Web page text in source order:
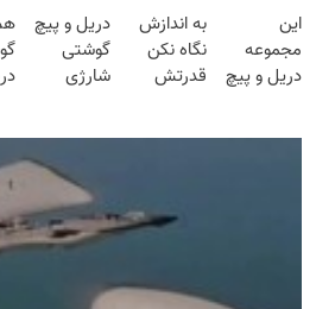
(تخفیف به
مدت
محدود)
تیکه
کاربردی با
ضمانت
هوشمند ⚙️
(نصف
قیمت بازار
این
مجموعه
دریل و پیچ
به اندازش
نگاه نکن
قدرتش
دریل و پیچ
گوشتی
شارژی
(همراه با
متعلقات)